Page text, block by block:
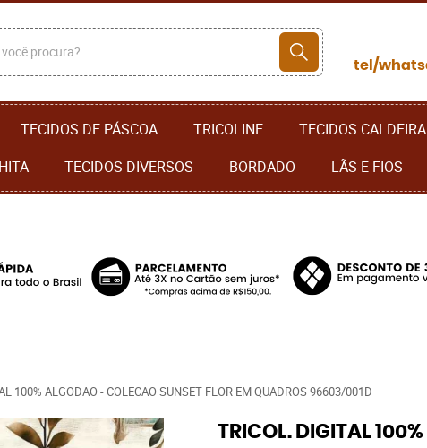
TECIDOS DE PÁSCOA TRICOLINE TECIDOS CALDEIRA
TECIDOS DIVERSOS BORDADO LÃS E FIOS
100% ALGODAO - COLECAO SUNSET FLOR EM QUADROS 96603/001D
TRICOL. DIGITAL